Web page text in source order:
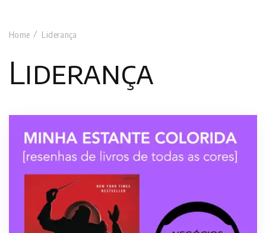
Home Liderança
Liderança